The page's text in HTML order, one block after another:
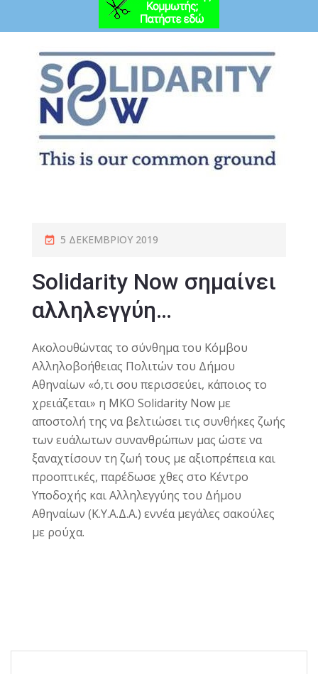
5 ΔΕΚΕΜΒΡΊΟΥ 2019
Solidarity Now σημαίνει
αλληλεγγύη…
Ακολουθώντας το σύνθημα του Κόμβου
Αλληλοβοήθειας Πολιτών του Δήμου
Αθηναίων «ό,τι σου περισσεύει, κάποιος το
χρειάζεται» η ΜΚΟ Solidarity Now με
αποστολή της να βελτιώσει τις συνθήκες ζωής
των ευάλωτων συνανθρώπων μας ώστε να
ξαναχτίσουν τη ζωή τους με αξιοπρέπεια και
προοπτικές, παρέδωσε χθες στο Κέντρο
Υποδοχής και Αλληλεγγύης του Δήμου
Αθηναίων (Κ.Υ.Α.Δ.Α.) εννέα μεγάλες σακούλες
με ρούχα.